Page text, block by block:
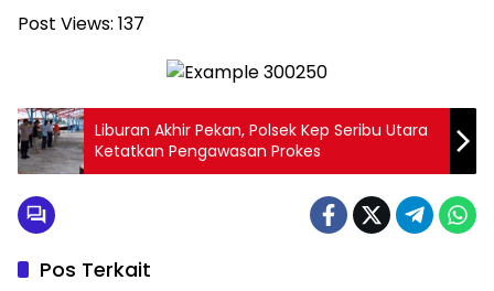
Post Views: 137
Liburan Akhir Pekan, Polsek Kep Seribu Utara
Ketatkan Pengawasan Prokes
Pos Terkait